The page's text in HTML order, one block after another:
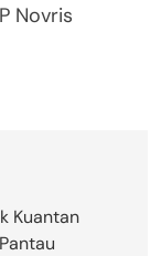
Novris
Kuantan